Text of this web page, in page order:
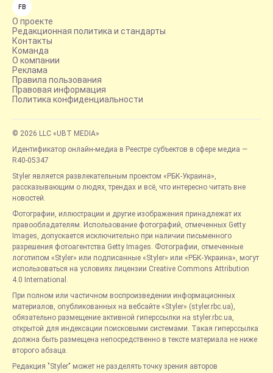
FB
О проекте
Редакционная политика и стандарты
Контакты
Команда
О компании
Реклама
Правила пользования
Правовая информация
Политика конфиденциальности
© 2026 LLC «UBT MEDIA»
Идентификатор онлайн-медиа в Реестре субъектов в сфере медиа —
R40-05347
Styler является развлекательным проектом «РБК-Украина»,
рассказывающим о людях, трендах и всё, что интересно читать вне
новостей.
Фотографии, иллюстрации и другие изображения принадлежат их
правообладателям. Использование фотографий, отмеченных Getty
Images, допускается исключительно при наличии письменного
разрешения фотоагентства Getty Images. Фотографии, отмеченные
логотипом «Styler» или подписанные «Styler» или «РБК-Украина», могут
использоваться на условиях лицензии Creative Commons Attribution
4.0 International.
При полном или частичном воспроизведении информационных
материалов, опубликованных на вебсайте «Styler» (styler.rbc.ua),
обязательно размещение активной гиперссылки на styler.rbc.ua,
открытой для индексации поисковыми системами. Такая гиперссылка
должна быть размещена непосредственно в тексте материала не ниже
второго абзаца.
Редакция "Styler" может не разделять точку зрения авторов